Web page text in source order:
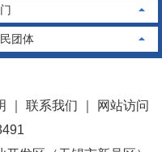
团体
联系我们
网站访问